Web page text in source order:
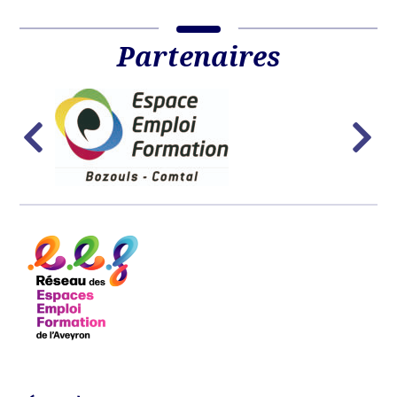
Partenaires